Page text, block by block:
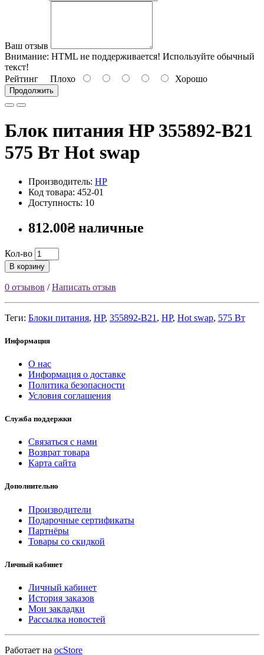
Ваш отзыв
Внимание: HTML не поддерживается! Используйте обычный
текст!
Рейтинг Плохо Хорошо
Продолжить
Блок питания HP 355892-B21
575 Вт Hot swap
Производитель: HP
Код товара: 452-01
Доступность: 10
812.00₴ наличные
Кол-во
В корзину
0 отзывов /Написать отзыв
Теги: Блоки питания, HP, 355892-B21 , HP, Hot swap, 575 Вт
Информация
О нас
Информация о доставке
Политика безопасности
Условия соглашения
Служба поддержки
Связаться с нами
Возврат товара
Карта сайта
Дополнительно
Производители
Подарочные сертификаты
Партнёры
Товары со скидкой
Личный кабинет
Личный кабинет
История заказов
Мои закладки
Рассылка новостей
Работает на ocStore